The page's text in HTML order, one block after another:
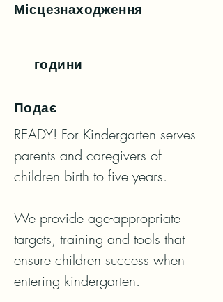
Місцезнаходження
години
Подає
READY! For Kindergarten serves
parents and caregivers of
children birth to five years.
We provide age-appropriate
targets, training and tools that
ensure children success when
entering kindergarten.